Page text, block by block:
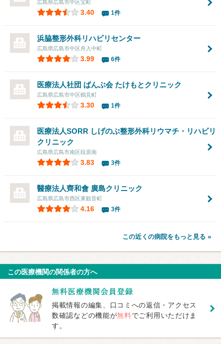
広島県広島市中区宝町
3.40 1件
浜脇整形外科リハビリセンター
広島県広島市中区舟入中町
3.99 6件
医療法人社団 ばんぶ会 たけもとクリニック
広島県広島市中区鶴見町
3.30 1件
医療法人SORR しげのぶ整形外科リウマチ・リハビリ
クリニック
広島県広島市南区段原南
3.83 3件
醫療法人齊和會 廣島クリニック
広島県広島市西区東観音町
4.16 3件
この近くの病院をもっと見る »
この医療機関の関係者の方へ
掲載情報の編集、口コミへの返信・アクセス
数確認などの機能が無料でご利用いただけま
す。